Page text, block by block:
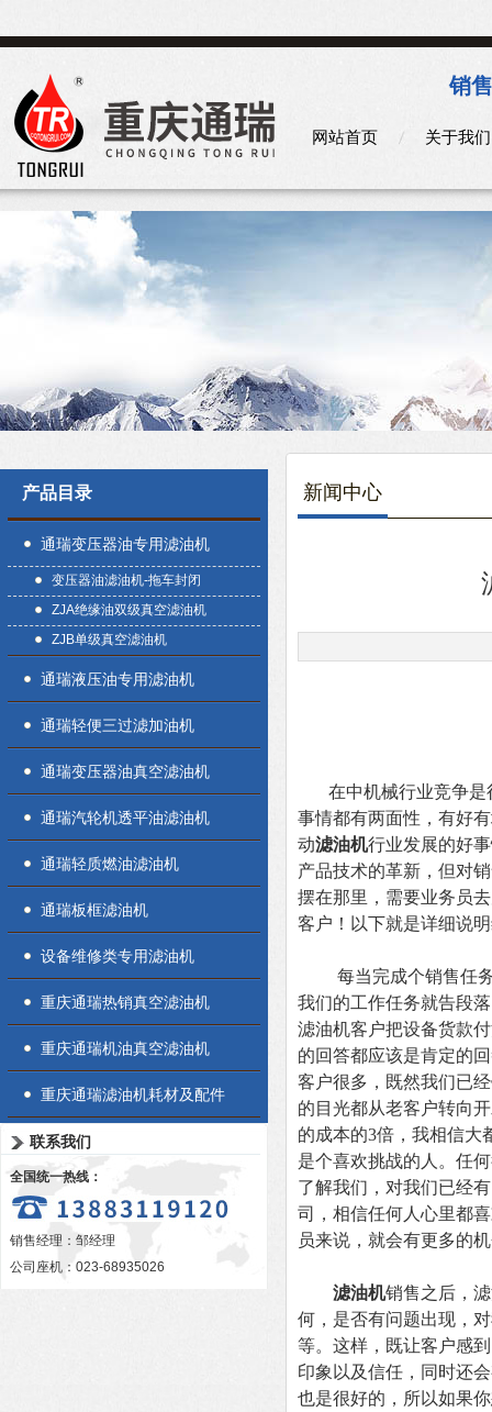
销
网站首页 关于我们
产品目录
通瑞变压器油专用滤油机
变压器油滤油机-拖车封闭
ZJA绝缘油双级真空滤油机
ZJB单级真空滤油机
通瑞液压油专用滤油机
通瑞轻便三过滤加油机
通瑞变压器油真空滤油机
通瑞汽轮机透平油滤油机
通瑞轻质燃油滤油机
通瑞板框滤油机
设备维修类专用滤油机
重庆通瑞热销真空滤油机
重庆通瑞机油真空滤油机
重庆通瑞滤油机耗材及配件
联系我们
全国统一热线：
销售经理：邹经理
公司座机：023-68935026
新闻中心
在中机械行业竞争是
事情都有两面性，有好
动滤油机行业发展的好
产品技术的革新，但对
摆在那里，需要业务员
客户！以下就是详细说
每当完成个销售任务
我们的工作任务就告段
滤油机客户把设备货款
的回答都应该是肯定的
客户很多，既然我们已
的目光都从老客户转向
的成本的3倍，我相信大
是个喜欢挑战的人。 任
了解我们，对我们已经
司，相信任何人心里都
员来说，就会有更多的
滤油机销售之后，
何，是否有问题出现，
等。这样，既让客户感
印象以及信任，同时还
也是很好的，所以如果